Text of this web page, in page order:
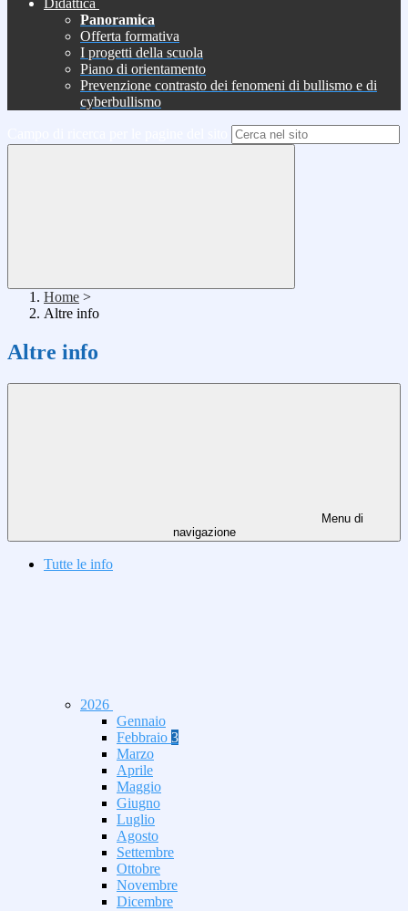
Didattica
Panoramica
Offerta formativa
I progetti della scuola
Piano di orientamento
Prevenzione contrasto dei fenomeni di bullismo e di
cyberbullismo
Home >
Altre info
Altre info
Menu di
navigazione
Tutte le info
2026
Gennaio
Febbraio 3
Marzo
Aprile
Maggio
Giugno
Luglio
Agosto
Settembre
Ottobre
Novembre
Dicembre